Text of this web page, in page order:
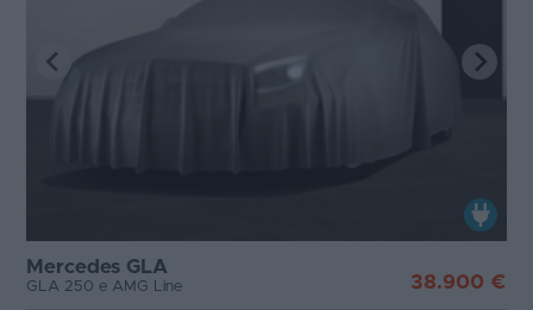
Mercedes GLA
GLA 250 e AMG Line 38.900 €